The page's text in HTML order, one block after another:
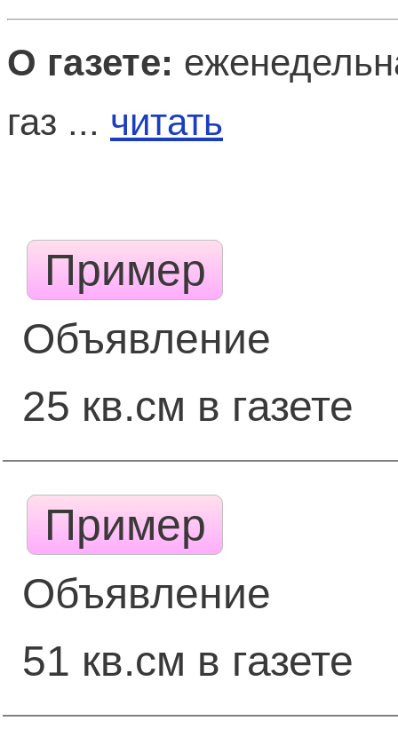
О газете:
газ ... читать
Пример
Объявление
25 кв.см в газете
Пример
Объявление
51 кв.см в газете